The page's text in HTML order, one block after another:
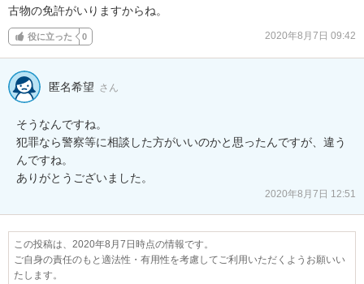
古物の免許がいりますからね。
役に立った 0 2020年8月7日 09:42
匿名希望 さん
そうなんですね。
犯罪なら警察等に相談した方がいいのかと思ったんですが、違う
んですね。
ありがとうございました。
2020年8月7日 12:51
この投稿は、2020年8月7日時点の情報です。
ご自身の責任のもと適法性・有用性を考慮してご利用いただくようお願いい
たします。